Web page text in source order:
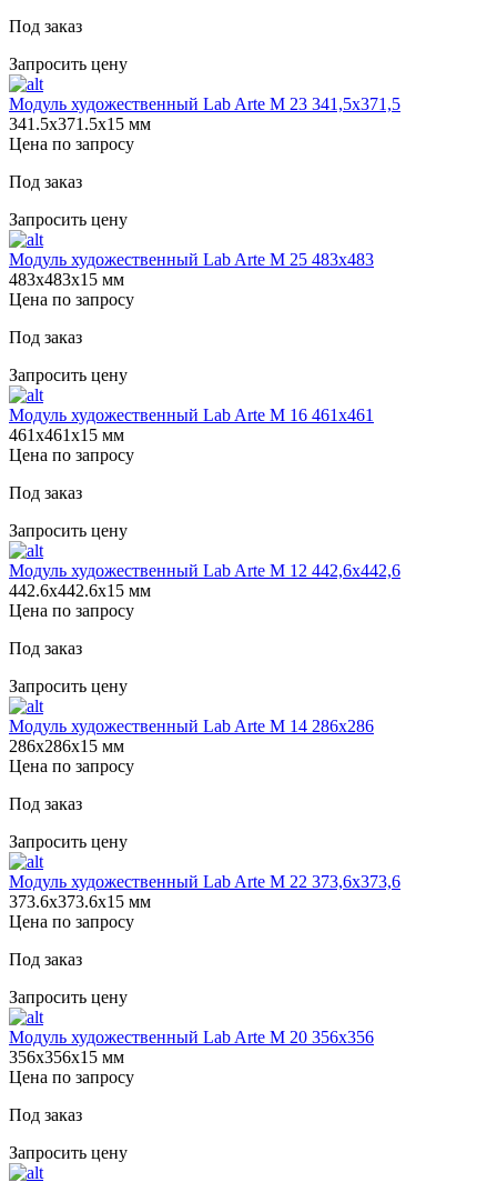
Под заказ
Запросить цену
Модуль художественный Lab Arte М 23 341,5х371,5
341.5х371.5х15 мм
Цена по запросу
Под заказ
Запросить цену
Модуль художественный Lab Arte М 25 483х483
483х483х15 мм
Цена по запросу
Под заказ
Запросить цену
Модуль художественный Lab Arte М 16 461х461
461х461х15 мм
Цена по запросу
Под заказ
Запросить цену
Модуль художественный Lab Arte М 12 442,6х442,6
442.6х442.6х15 мм
Цена по запросу
Под заказ
Запросить цену
Модуль художественный Lab Arte М 14 286х286
286х286х15 мм
Цена по запросу
Под заказ
Запросить цену
Модуль художественный Lab Arte М 22 373,6х373,6
373.6х373.6х15 мм
Цена по запросу
Под заказ
Запросить цену
Модуль художественный Lab Arte М 20 356х356
356х356х15 мм
Цена по запросу
Под заказ
Запросить цену